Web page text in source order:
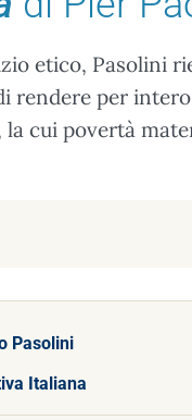
etico, Pasolini
rendere per
cui povertà
Pasolini
Italiana